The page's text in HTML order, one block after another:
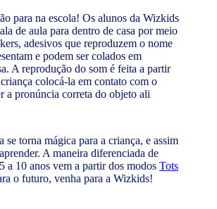
para na escola! Os alunos da Wizkids
de aula para dentro de casa por meio
adesivos que reproduzem o nome
e podem ser colados em
A reprodução do som é feita a partir
colocá-la em contato com o
a pronúncia correta do objeto ali
se torna mágica para a criança, e assim
A maneira diferenciada de
a 10 anos vem a partir dos modos Tots
o futuro, venha para a Wizkids!